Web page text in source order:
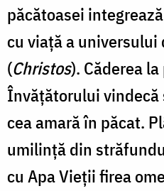
păcătoasei
cu viaţă a universului
(Christos). Căderea
Învăţătorului vindecă
cea amară în păcat.
umilinţă din
cu Apa Vieţii firea